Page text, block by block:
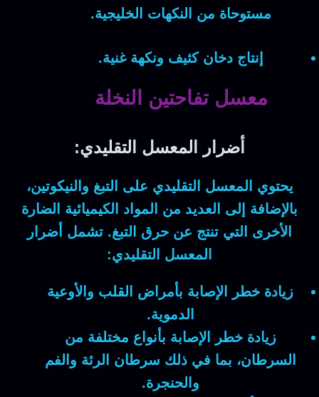
مستوحاة من النكهات الخليجية.
إنتاج دخان كثيف ونكهة غنية.
معسل تفاحتين النخلة
أضرار المعسل التقليدي:
يحتوي المعسل التقليدي على التبغ والنيكوتين،
بالإضافة إلى العديد من المواد الكيميائية الضارة
الأخرى التي تنتج عن حرق التبغ. تشمل أضرار
المعسل التقليدي:
زيادة خطر الإصابة بأمراض القلب والأوعية
الدموية.
زيادة خطر الإصابة بأنواع مختلفة من
السرطان، بما في ذلك سرطان الرئة والفم
والحنجرة.